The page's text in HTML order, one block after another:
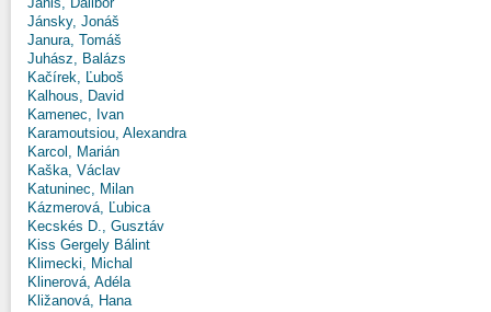
Jánsky, Jonáš
Janura, Tomáš
Juhász, Balázs
Kačírek, Ľuboš
Kalhous, David
Kamenec, Ivan
Karamoutsiou, Alexandra
Karcol, Marián
Kaška, Václav
Katuninec, Milan
Kázmerová, Ľubica
Kecskés D., Gusztáv
Kiss Gergely Bálint
Klimecki, Michal
Klinerová, Adéla
Kližanová, Hana